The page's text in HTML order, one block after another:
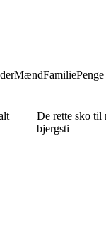
MændFamiliePenge
De rette sko til
bjergsti